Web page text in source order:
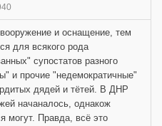
и оснащение, тем
для всякого рода
супостатов разного
и прочие "недемократичные"
дядей и тётей. В ДНР
начаналось, однакож
могут. Правда, всё это